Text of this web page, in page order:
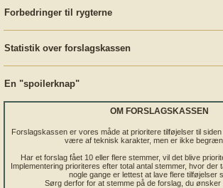
Forbedringer til rygterne
Statistik over forslagskassen
En "spoilerknap"
OM FORSLAGSKASSEN
Forslagskassen er vores måde at prioritere tilføjelser til
være af teknisk karakter, men er ikke
Har et forslag fået 10 eller flere stemmer, vil det blive
Implementering prioriteres efter total antal stemmer, hvor der
nogle gange er lettest at lave flere tilføjelser
Sørg derfor for at stemme på de forslag, du ønsker